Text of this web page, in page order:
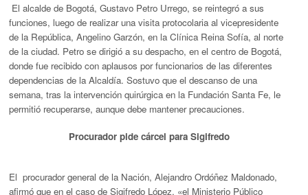
El alcalde de Bogotá, Gustavo Petro Urrego, se reintegró a sus
funciones, luego de realizar una visita protocolaria al vicepresidente
de la República, Angelino Garzón, en la Clínica Reina Sofía, al norte
de la ciudad. Petro se dirigió a su despacho, en el centro de Bogotá,
donde fue recibido con aplausos por funcionarios de las diferentes
dependencias de la Alcaldía. Sostuvo que el descanso de una
semana, tras la intervención quirúrgica en la Fundación Santa Fe, le
permitió recuperarse, aunque debe mantener precauciones.
Procurador pide cárcel para Sigifredo
El procurador general de la Nación, Alejandro Ordóñez Maldonado,
afirmó que en el caso de Sigifredo López, «el Ministerio Público